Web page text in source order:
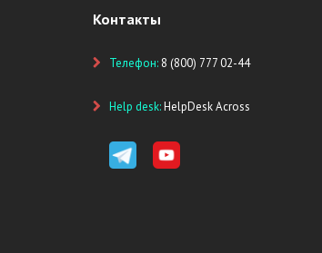
Контакты
Телефон: 8 (800) 777 02-44
Help desk:HelpDesk Across